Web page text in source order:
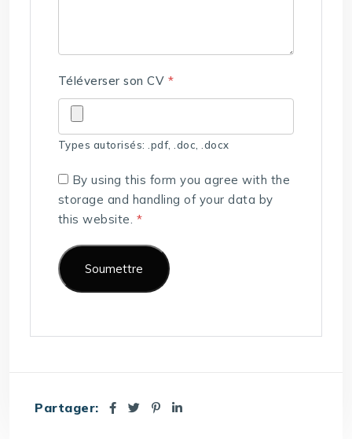
Téléverser son CV *
Types autorisés: .pdf, .doc, .docx
By using this form you agree with the
storage and handling of your data by
this website. *
Partager: